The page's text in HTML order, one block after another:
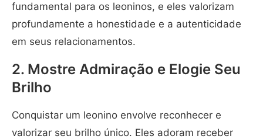
fundamental para os leoninos, e eles valorizam
profundamente a honestidade e a autenticidade
em seus relacionamentos.
2. Mostre Admiração e Elogie Seu
Brilho
Conquistar um leonino envolve reconhecer e
valorizar seu brilho único. Eles adoram receber